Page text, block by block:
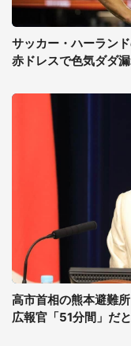
サッカー・ハーラン
赤ドレスで色気ダダ
高市首相の熊本避難
広報官「51分間」だ